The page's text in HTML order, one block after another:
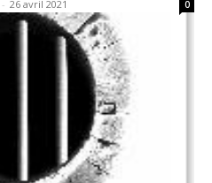
- 26 avril 2021 0